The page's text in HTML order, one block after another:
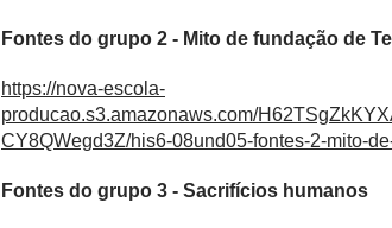
Fontes do grupo 2 - Mito de fundação de
https://nova-escola-
producao.s3.amazonaws.com/
CY8QWegd3Z/his6-08und05-fontes-2-mito-
Fontes do grupo 3 - Sacrifícios humanos